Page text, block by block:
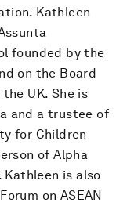
Kathleen
founded by the
on the Board
UK. She is
and a trustee of
for Children
of Alpha
is also
on ASEAN